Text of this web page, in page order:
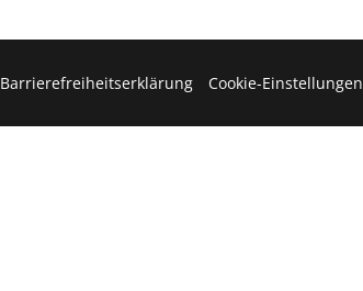
Barrierefreiheitserklärung Cookie-Einstellungen